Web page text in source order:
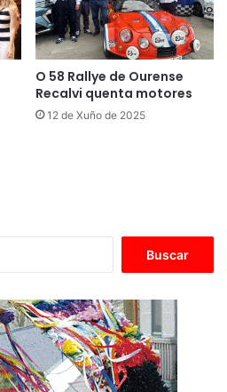
O 58 Rallye de Ourense
Recalvi quenta motores
12 de Xuño de 2025
c
a
r
: